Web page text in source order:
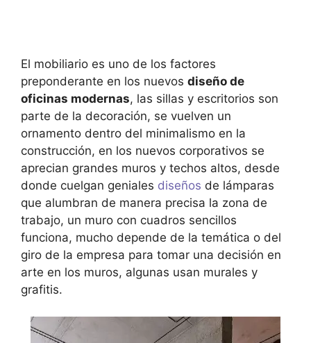
El mobiliario es uno de los factores
preponderante en los nuevos diseño de
oficinas modernas, las sillas y escritorios son
parte de la decoración, se vuelven un
ornamento dentro del minimalismo en la
construcción, en los nuevos corporativos se
aprecian grandes muros y techos altos, desde
donde cuelgan geniales diseños de lámparas
que alumbran de manera precisa la zona de
trabajo, un muro con cuadros sencillos
funciona, mucho depende de la temática o del
giro de la empresa para tomar una decisión en
arte en los muros, algunas usan murales y
grafitis.